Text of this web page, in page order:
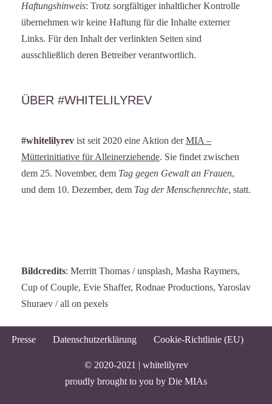
Haftungshinweis: Trotz sorgfältiger inhaltlicher Kontrolle
übernehmen wir keine Haftung für die Inhalte externer
Links. Für den Inhalt der verlinkten Seiten sind
ausschließlich deren Betreiber verantwortlich.
ÜBER #WHITELILYREV
#whitelilyrev ist seit 2020 eine Aktion derMIA –
Mütterinitiative für Alleinerziehende. Sie findet zwischen
dem 25. November, dem Tag gegen Gewalt an Frauen,
und dem 10. Dezember, dem Tag der Menschenrechte, statt.
Bildcredits: Merritt Thomas / unsplash, Masha Raymers,
Cup of Couple, Evie Shaffer, Rodnae Productions, Yaroslav
Shuraev / all on pexels
Presse Datenschutzerklärung Cookie-Richtlinie (EU)
© 2020-2021 | whitelilyrev
proudly brought to you by Die MIAs